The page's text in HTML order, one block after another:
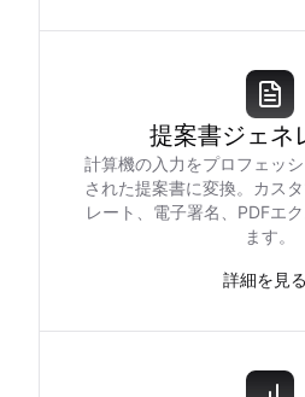
提案書ジェネ
計算機の入力をプロフェッ
された提案書に変換。カス
レート、電子署名、PDFエ
ます。
詳細を見る